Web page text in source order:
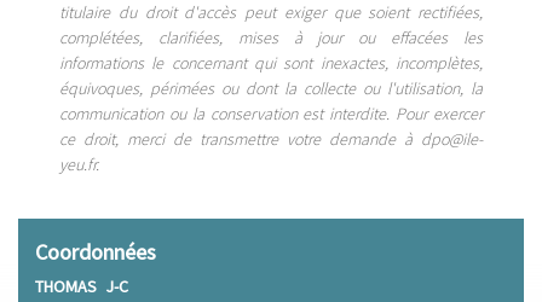
titulaire du droit d'accès peut exiger que soient rectifiées,
complétées, clarifiées, mises à jour ou effacées les
informations le concernant qui sont inexactes, incomplètes,
équivoques, périmées ou dont la collecte ou l'utilisation, la
communication ou la conservation est interdite. Pour exercer
ce droit, merci de transmettre votre demande à ​dpo@ile-
yeu.fr.
Coordonnées
THOMAS J-C